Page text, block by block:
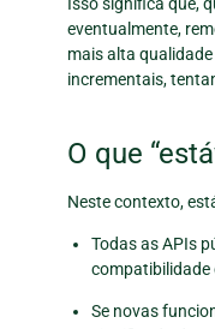
eventualmente,
mais alta
incrementais,
O que
Neste contexto,
Todas as APIs
compatibilidade
Se novas